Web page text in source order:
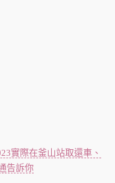
實際在釜山站取還車、
告訴你